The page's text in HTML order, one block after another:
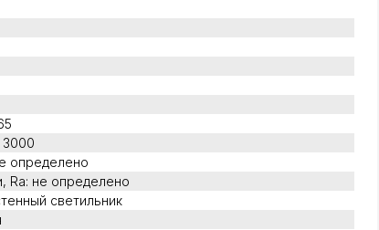
3000
определено
Ra: не определено
светильник